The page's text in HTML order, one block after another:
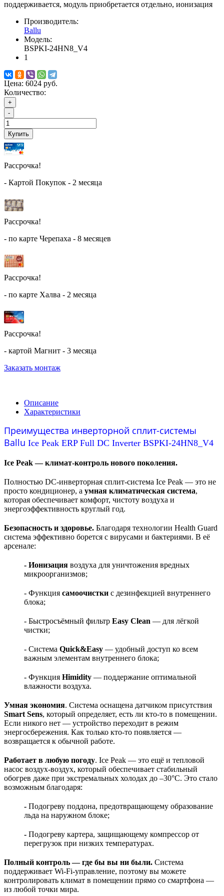
поддерживается, модуль приобретается отдельно, ионизация
Производитель:
Ballu
Модель:
BSPKI-24HN8_V4
1
Цена: 6024 руб.
Количество:
+
-
Купить
Рассрочка!
- Картой Покупок - 2 месяца
Рассрочка!
- по карте Черепаха - 8 месяцев
Рассрочка!
- по карте Халва - 2 месяца
Рассрочка!
- картой Магнит - 3 месяца
Заказать монтаж
Описание
Характеристики
Преимущества инверторной сплит-системы
Ballu Ice Peak ERP Full DC Inverter BSPKI-24HN8_V4
Ice Peak — климат-контроль нового поколения.
Полностью DC-инверторная сплит-система Ice Peak — это не
просто кондиционер, а умная климатическая система,
которая обеспечивает комфорт, чистоту воздуха и
энергоэффективность круглый год.
Безопасность и здоровье. Благодаря технологии Health Guard
система эффективно борется с вирусами и бактериями. В её
арсенале:
- Ионизация воздуха для уничтожения вредных
микроорганизмов;
- Функция самоочистки с дезинфекцией внутреннего
блока;
- Быстросъёмный фильтр Easy Clean — для лёгкой
чистки;
- Система Quick&Easy — удобный доступ ко всем
важным элементам внутреннего блока;
- Функция Himidity — поддержание оптимальной
влажности воздуха.
Умная экономия. Система оснащена датчиком присутствия
Smart Sens, который определяет, есть ли кто-то в помещении.
Если никого нет — устройство переходит в режим
энергосбережения. Как только кто-то появляется —
возвращается к обычной работе.
Работает в любую погоду. Ice Peak — это ещё и тепловой
насос воздух-воздух, который обеспечивает стабильный
обогрев даже при экстремальных холодах до –30°C. Это стало
возможным благодаря:
- Подогреву поддона, предотвращающему образование
льда на наружном блоке;
- Подогреву картера, защищающему компрессор от
перегрузок при низких температурах.
Полный контроль — где бы вы ни были. Система
поддерживает Wi-Fi-управление, поэтому вы можете
контролировать климат в помещении прямо со смартфона —
из любой точки мира.